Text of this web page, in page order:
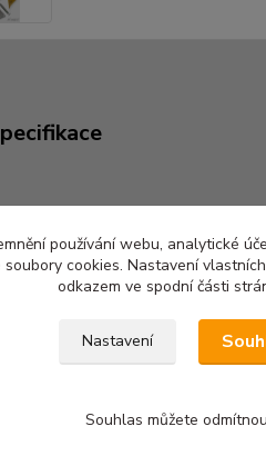
včetně trvalého ukotvení na
používání webu, analytické
cookies. Nastavení
odkazem ve spodní části
Nastavení
Souhlas můžete